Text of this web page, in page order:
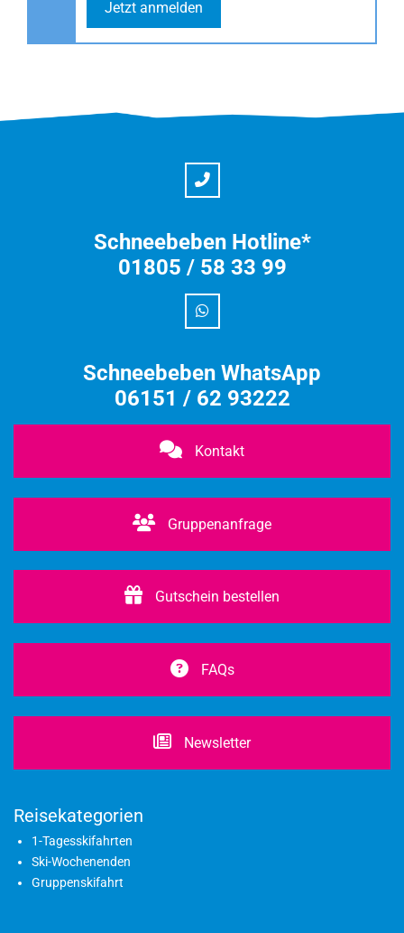
Jetzt anmelden
Schneebeben Hotline*
01805 / 58 33 99
Schneebeben WhatsApp
06151 / 62 93222
Kontakt
Gruppenanfrage
Gutschein bestellen
FAQs
Newsletter
Reisekategorien
1-Tagesskifahrten
Ski-Wochenenden
Gruppenskifahrt